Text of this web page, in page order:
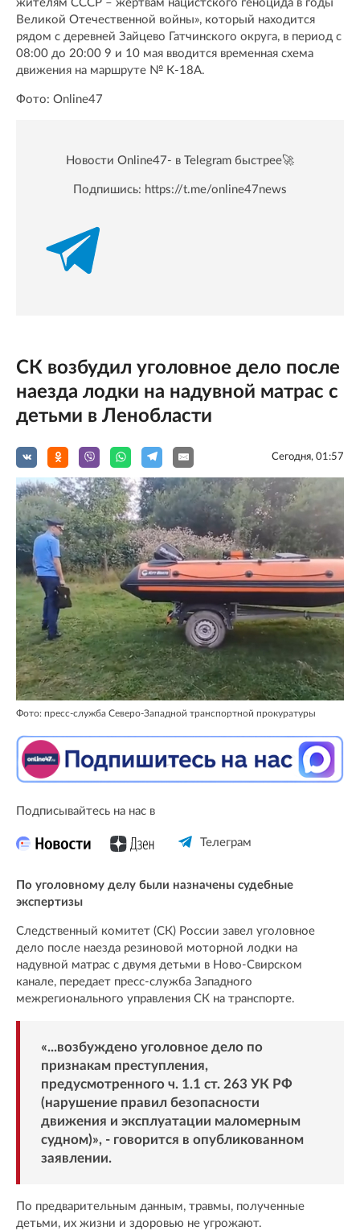
жителям СССР – жертвам нацистского геноцида в годы
Великой Отечественной войны», который находится
рядом с деревней Зайцево Гатчинского округа, в период с
08:00 до 20:00 9 и 10 мая вводится временная схема
движения на маршруте № К-18А.
Фото: Online47
Новости Online47- в Telegram быстрее🚀
Подпишись: https://t.me/online47news
СК возбудил уголовное дело после
наезда лодки на надувной матрас с
детьми в Ленобласти
Сегодня, 01:57
Фото: пресс-служба Северо-Западной транспортной прокуратуры
Подписывайтесь на нас в
Телеграм
По уголовному делу были назначены судебные
экспертизы
Следственный комитет (СК) России завел уголовное
дело после наезда резиновой моторной лодки на
надувной матрас с двумя детьми в Ново-Свирском
канале, передает пресс-служба Западного
межрегионального управления СК на транспорте.
«...возбуждено уголовное дело по
признакам преступления,
предусмотренного ч. 1.1 ст. 263 УК РФ
(нарушение правил безопасности
движения и эксплуатации маломерным
судном)», - говорится в опубликованном
заявлении.
По предварительным данным, травмы, полученные
детьми, их жизни и здоровью не угрожают.